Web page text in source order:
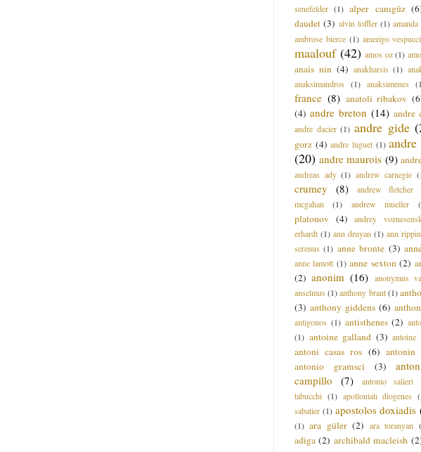
senefelder (1) alper canıgüz
daudet (3) alvin toffler (1)
ambrose bierce (1) amerigo vespucci
maalouf (42) amos oz (1)
anais nin (4) anakharsis (1)
anaksimandros
(1) anaksimenes
france (8) anatoli ribakov
(4) andre breton (14) andre
andre dacier (1) andre gide
gorz (4) andre luguet (1)
(20) andre maurois (9)
andreas ady (1) andrew carnegie
crumey
(8) andrew fletcher
mcgahan
(1) andrew mueller
platonov (4) andrey
erhardt (1) ann druyan (1) ann rippin
serenus (1) anne bronte (3)
anne lamott (1) anne sexton (2)
(2) anonim (16) anonymus
anselmus (1) anthony brant (1)
(3) anthony giddens (6)
antigonos (1) antisthenes (2)
(1) antoine galland (3) antoine
antoni casas ros (6) antonin
antonio gramsci
(3)
campillo
(7) antonio salieri
tabucchi (1) apollonialı diogenes
sabatier (1) apostolos doxiadis
(1) ara güler (2) ara toranyan
adiga (2) archibald macleish